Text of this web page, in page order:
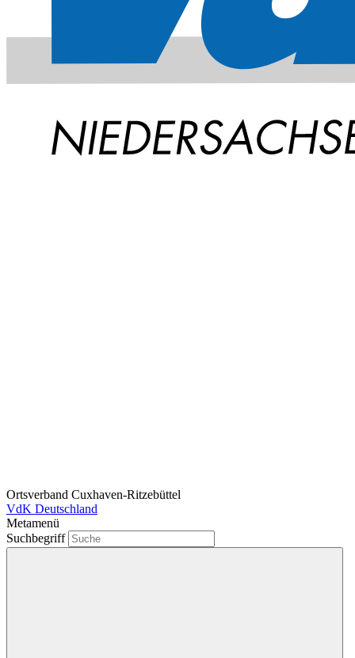
Ortsverband Cuxhaven-Ritzebüttel
VdK Deutschland
Metamenü
Suchbegriff